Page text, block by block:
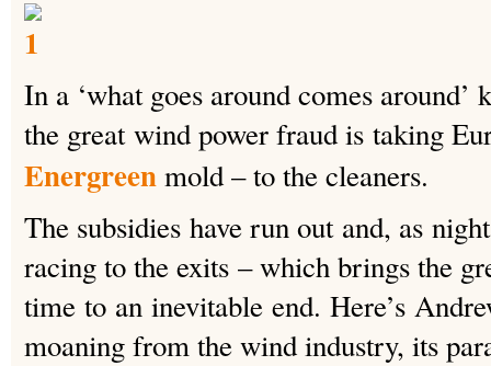
In a ‘what goes around comes
the great wind power fraud is taking
Energreenmold – to the cleaners.
The subsidies have run out and, as
racing to the exits – which brings the
time to an inevitable end. Here’s
moaning from the wind industry, its